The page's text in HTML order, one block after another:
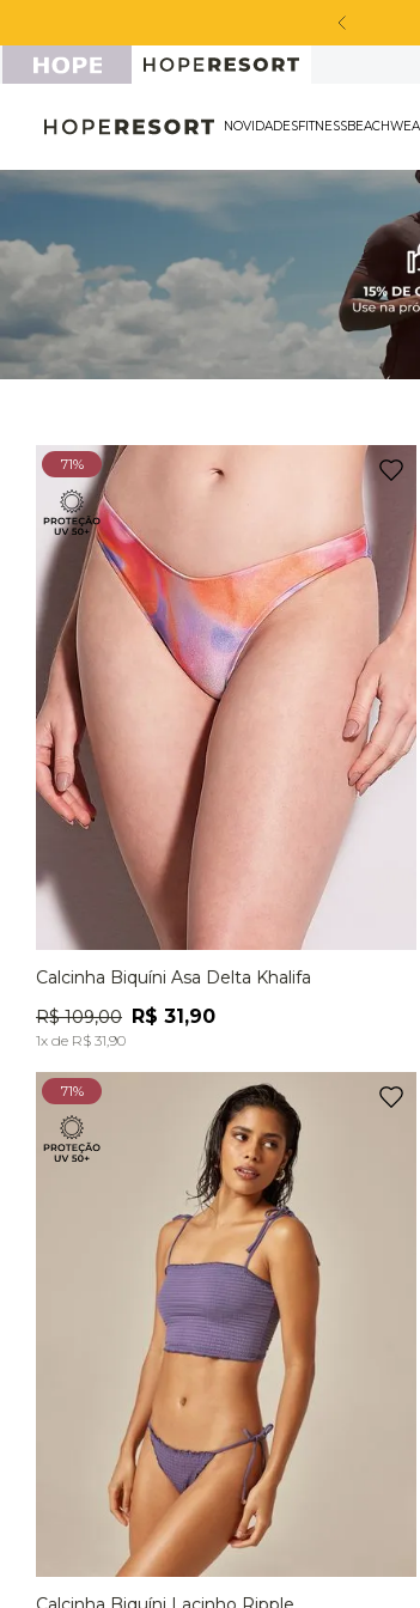
71%
M
P
ADICIONAR À SACOLA
Calcinha Biquíni Asa Delta Khalifa
R$ 109,00 R$ 31,90
1x de R$ 31,90
71%